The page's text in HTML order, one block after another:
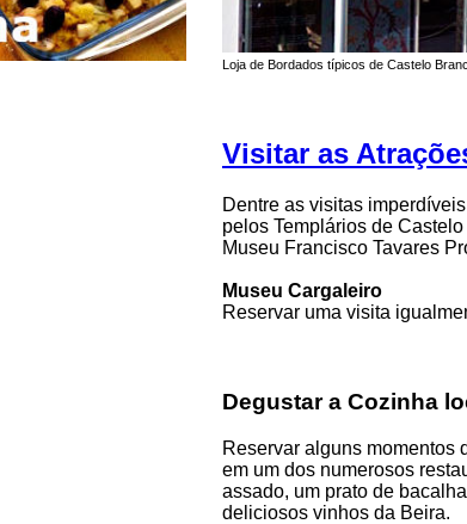
Loja de Bordados típicos de Castelo
Visitar as
Dentre as visitas
pelos Templários de
Museu Francisco Tavares
Museu Cargaleiro
Reservar uma visita
Degustar a Cozinha
Reservar alguns momentos
em um dos numerosos
assado, um prato de
deliciosos vinhos da Beira.